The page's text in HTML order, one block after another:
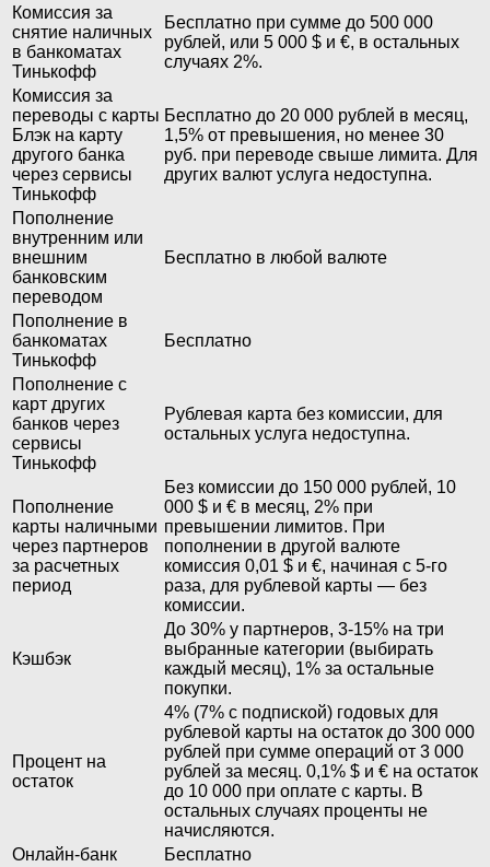
Комиссия за
снятие наличных
в банкоматах
Тинькофф
Бесплатно при сумме до 500 000
рублей, или 5 000 $ и €, в остальных
случаях 2%.
Комиссия за
переводы с карты
Блэк на карту
другого банка
через сервисы
Тинькофф
Бесплатно до 20 000 рублей в месяц,
1,5% от превышения, но менее 30
руб. при переводе свыше лимита. Для
других валют услуга недоступна.
Пополнение
внутренним или
внешним
банковским
переводом
Бесплатно в любой валюте
Пополнение в
банкоматах
Тинькофф
Бесплатно
Пополнение с
карт других
банков через
сервисы
Тинькофф
Рублевая карта без комиссии, для
остальных услуга недоступна.
Пополнение
карты наличными
через партнеров
за расчетных
период
Без комиссии до 150 000 рублей, 10
000 $ и € в месяц, 2% при
превышении лимитов. При
пополнении в другой валюте
комиссия 0,01 $ и €, начиная с 5-го
раза, для рублевой карты — без
комиссии.
Кэшбэк
До 30% у партнеров, 3-15% на три
выбранные категории (выбирать
каждый месяц), 1% за остальные
покупки.
Процент на
остаток
4% (7% с подпиской) годовых для
рублевой карты на остаток до 300 000
рублей при сумме операций от 3 000
рублей за месяц. 0,1% $ и € на остаток
до 10 000 при оплате с карты. В
остальных случаях проценты не
начисляются.
Онлайн-банк
Бесплатно